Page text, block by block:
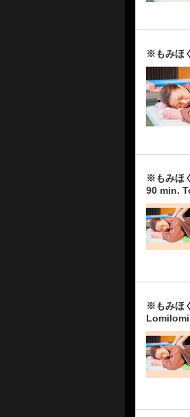
※もみほ
※もみほ
90 min.
※もみほ